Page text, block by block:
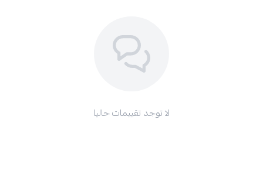
لا توجد تقييمات حاليا